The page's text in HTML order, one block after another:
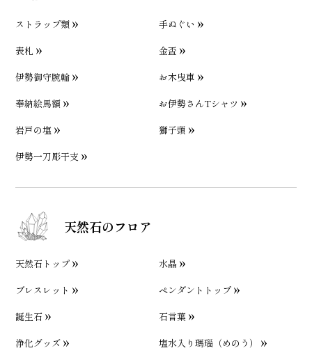
ストラップ類
手ぬぐい
表札
金盃
伊勢御守腕輪
お木曳車
奉納絵馬額
お伊勢さんTシャツ
岩戸の塩
獅子頭
伊勢一刀彫干支
天然石のフロア
天然石トップ
水晶
ブレスレット
ペンダントトップ
誕生石
石言葉
浄化グッズ
塩水入り瑪瑙（めのう）